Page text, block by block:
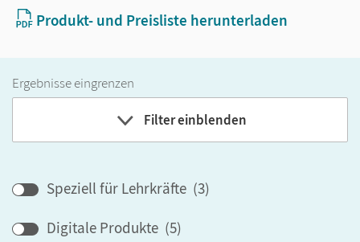
Produkt- und Preisliste herunterladen
Ergebnisse eingrenzen
Filter einblenden
Klassenstufe
GER-Niveau
Speziell für Lehrkräfte (3)
Digitale Produkte (5)